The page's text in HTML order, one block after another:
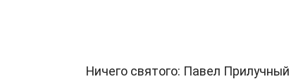
Ничего святого: Павел Прилучный